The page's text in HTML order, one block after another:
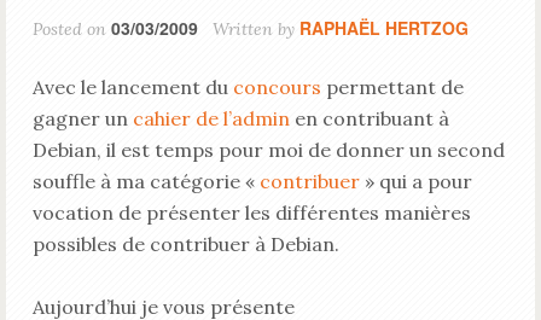
Posted on 03/03/2009 Written by RAPHAËL HERTZOG
Avec le lancement du concours permettant de
gagner un cahier de l’adminen contribuant à
Debian, il est temps pour moi de donner un second
souffle à ma catégorie « contribuer» qui a pour
vocation de présenter les différentes manières
possibles de contribuer à Debian.
Aujourd’hui je vous présente